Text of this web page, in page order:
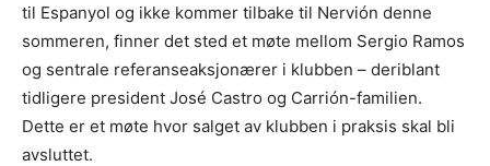
til Espanyol og ikke kommer tilbake til Nervión denne
sommeren, finner det sted et møte mellom Sergio Ramos
og sentrale referanseaksjonærer i klubben – deriblant
tidligere president José Castro og Carrión-familien.
Dette er et møte hvor salget av klubben i praksis skal bli
avsluttet.